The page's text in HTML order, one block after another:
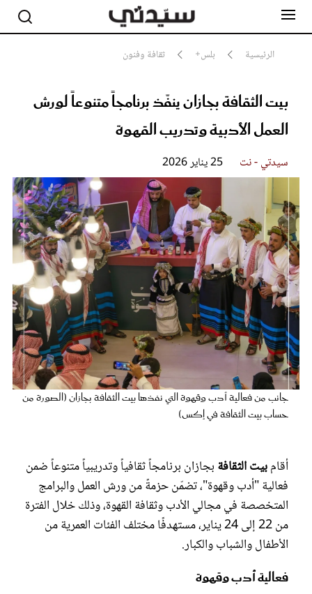
الرئيسية بلس+ ثقافة وفنون
بيت الثقافة بجازان ينفّذ برنامجاً متنوعاً لورش
العمل الأدبية وتدريب القهوة
سيدتي - نت 25 يناير 2026
جانب من فعالية أدب وقهوة التي نفذها بيت الثقافة بجازان (الصورة من
حساب بيت الثقافة في إكس)
أقامبيت الثقافة بجازان برنامجاً ثقافياً وتدريبياً متنوعاً ضمن
فعالية "أدب وقهوة"، تضمّن حزمةً من ورش العمل والبرامج
المتخصصة في مجالي الأدب وثقافة القهوة، وذلك خلال الفترة
من 22 إلى 24 يناير، مستهدفًا مختلف الفئات العمرية من
الأطفال والشباب والكبار.
فعالية أدب وقهوة
مشاهير
أناقة
جمال
سيدتي وطفلك
لايف ستايل
فيديو
مطبخ سيدتي
مقالات الرأي
ستايل
تقارير
عروس سيدتي
مجلة سيدتي